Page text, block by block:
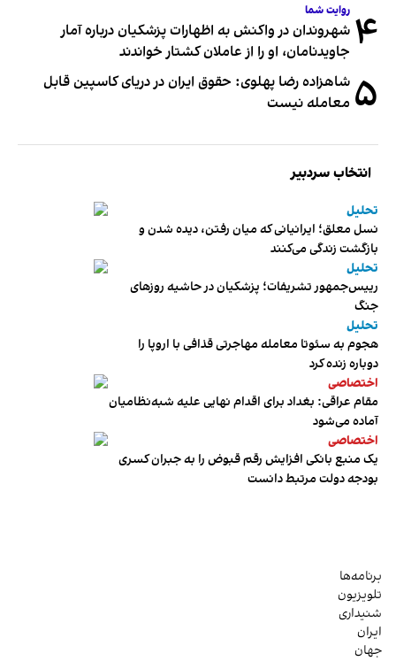
۴ روایت شما
شهروندان در واکنش به اظهارات پزشکیان درباره آمار
جاویدنامان، او را از عاملان کشتار خواندند
۵ شاهزاده رضا پهلوی: حقوق ایران در دریای کاسپین قابل
معامله نیست
انتخاب سردبیر
تحلیل
نسل معلق؛ ایرانیانی که میان رفتن، دیده شدن و
بازگشت زندگی می‌کنند
تحلیل
رییس‌جمهور تشریفات؛ پزشکیان در حاشیه روزهای
جنگ
تحلیل
هجوم به سئوتا معامله مهاجرتی قذافی با اروپا را
دوباره زنده کرد
اختصاصی
مقام عراقی: بغداد برای اقدام نهایی علیه شبه‌نظامیان
آماده می‌شود
اختصاصی
یک منبع بانکی افزایش رقم قبوض را به جبران کسری
بودجه دولت مرتبط دانست
برنامه‌ها
تلویزیون
شنیداری
ایران
جهان